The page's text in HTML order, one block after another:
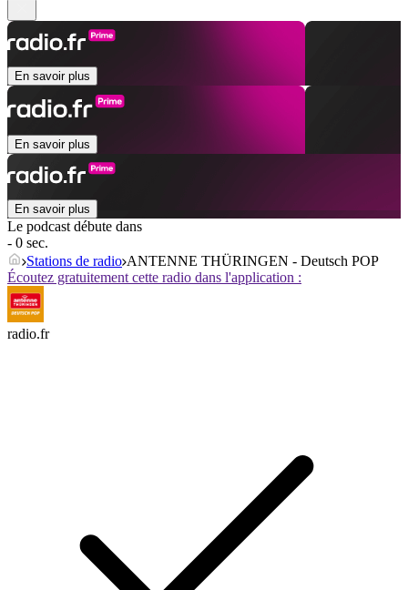
En savoir plus
En savoir plus
En savoir plus
Le podcast débute dans
- 0 sec.
Stations de radio ANTENNE THÜRINGEN - Deutsch POP
Écoutez gratuitement cette radio dans l'application :
radio.fr